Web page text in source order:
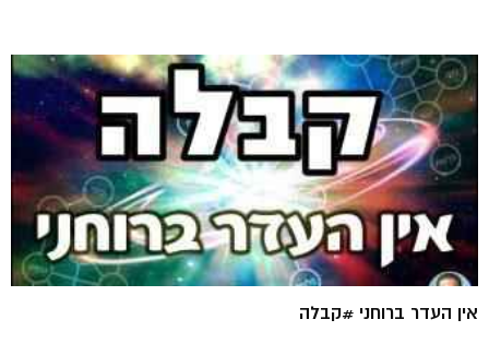
אין העדר ברוחני #קבלה